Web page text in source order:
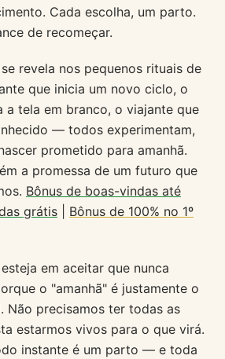
Cada escolha, um parto.
de recomeçar.
revela nos pequenos rituais de
que inicia um novo ciclo, o
a tela em branco, o viajante que
— todos experimentam,
prometido para amanhã.
a promessa de um futuro que
Bônus de boas-vindas até
grátis
Bônus de 100% no 1º
em aceitar que nunca
o "amanhã" é justamente o
Não precisamos ter todas as
estarmos vivos para o que virá.
instante é um parto — e toda